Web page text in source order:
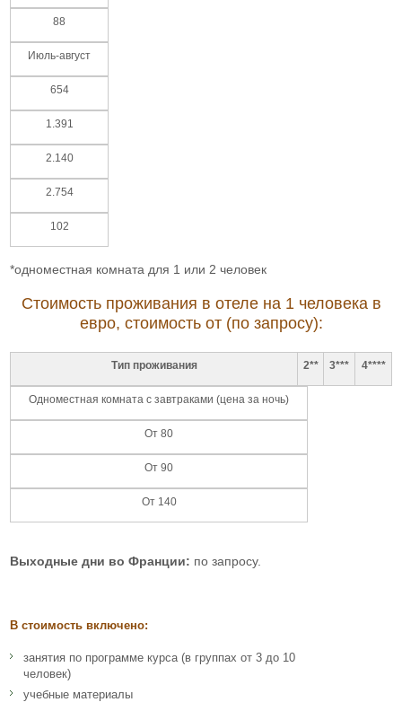
88
Июль-август
654
1.391
2.140
2.754
102
*одноместная комната для 1 или 2 человек
Стоимость проживания в отеле на 1 человека в
евро, стоимость от (по запросу):
Тип проживания 2** 3*** 4****
Одноместная комната с завтраками (цена за ночь)
От 80
От 90
От 140
Выходные дни во Франции: по запросу.
В стоимость включено:
занятия по программе курса (в группах от 3 до 10
человек)
учебные материалы